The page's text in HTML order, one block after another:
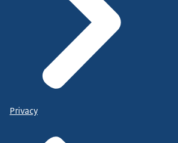
Privacy